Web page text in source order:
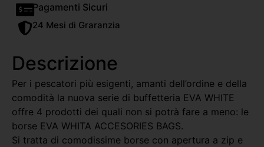
Pagamenti Sicuri
24 Mesi di Graranzia
Descrizione
Per i pescatori più esigenti, amanti dell’ordine e della
comodità la nuova serie di buffetteria EVA WHITE
offre 4 prodotti dei quali non si potrà fare a meno: le
borse EVA WHITA ACCESORIES BAGS.
Si tratta di comodissime borse con apertura a zip e